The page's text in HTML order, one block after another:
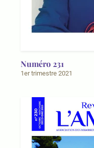
Numéro 231
1er trimestre 2021